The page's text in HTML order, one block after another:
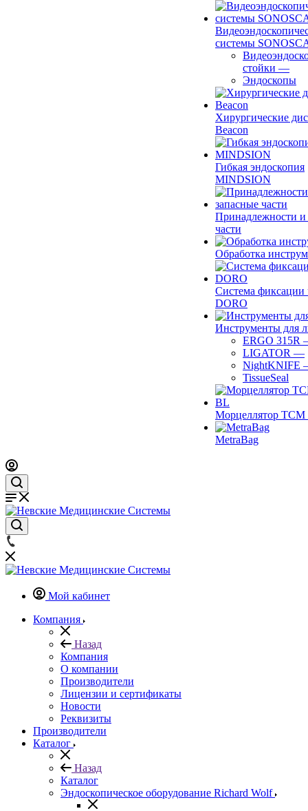
системы
стойки —
Эндоскопы
Хирургические
Beacon
Гибкая эндоскопия
MINDSION
Принадлежности и
части
Обработка
Система фиксации
DORO
Инструменты для
ERGO 315R
LIGATOR —
NightKNIFE
TissueSeal
Морцеллятор ТСМ
MetraBag
Мой кабинет
Компания
Назад
Компания
О компании
Производители
Лицензии и сертификаты
Новости
Реквизиты
Производители
Каталог
Назад
Каталог
Эндоскопическое оборудование Richard Wolf